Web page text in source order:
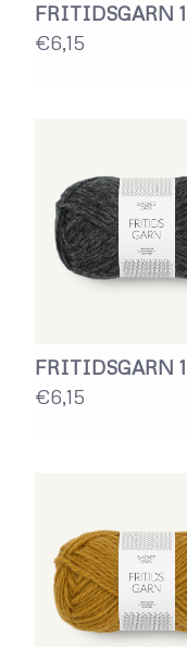
FRITIDSGARN
€6,15
FRITIDSGARN
€6,15